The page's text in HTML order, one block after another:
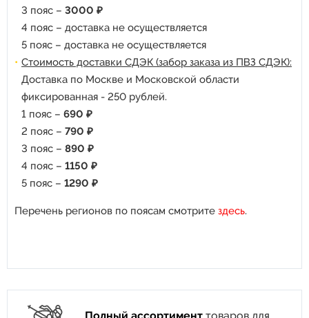
3 пояс – 3000 ₽
4 пояс – доставка не осуществляется
5 пояс – доставка не осуществляется
Стоимость доставки СДЭК (забор заказа из ПВЗ СДЭК):
Доставка по Москве и Московской области
фиксированная - 250 рублей.
1 пояс – 690 ₽
2 пояс – 790 ₽
3 пояс – 890 ₽
4 пояс – 1150 ₽
5 пояс – 1290 ₽
Перечень регионов по поясам смотрите здесь.
Полный ассортимент товаров для